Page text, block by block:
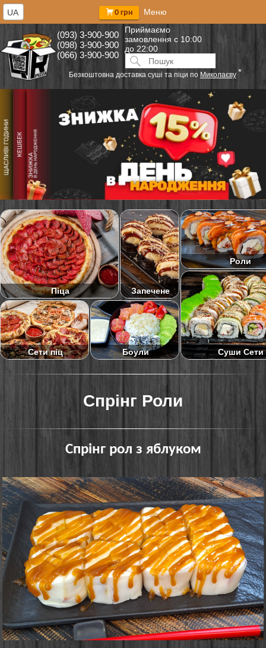
(093) 3-900-900
(098) 3-900-900
(066) 3-900-900
Приймаємо
замовлення с 10:00
до 22:00
Искать:ПОИСК
0 грн Меню
Безкоштовна доставка суші та піци по Миколаєву *
UA
Піца Запечене
Роли
Сети піц Боули Суши Сети
Спрінг Роли
Спрінг рол з яблуком